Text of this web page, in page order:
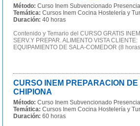
Método: Curso Inem Subvencionado Presencial
Temática: Cursos Inem Cocina Hostelería y
Duración: 40 horas
Contenido y Temario del CURSO GRATIS
SERV.Y PREPAR. ALIMENTO VISTA
EQUIPAMIENTO DE SALA-COMEDOR (8
CURSO INEM PREPARACION
CHIPIONA
Método: Curso Inem Subvencionado Presencial
Temática: Cursos Inem Cocina Hostelería y
Duración: 60 horas